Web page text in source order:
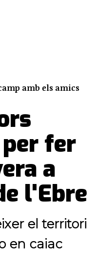
amb els amics
fer
a
l'Ebre
el territori
en caiac